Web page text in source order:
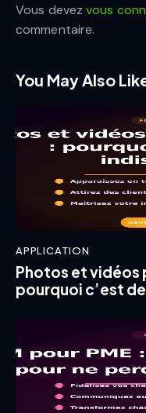
Vous devezvous
commentaire.
You May Also
APPLICATION
Photos et vidéos
pourquoi c’est